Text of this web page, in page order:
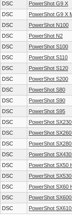
DSC
PowerShot G9 X
DSC
PowerShot G9 X
DSC
PowerShot N100
DSC
PowerShot N2
DSC
PowerShot S100
DSC
PowerShot S110
DSC
PowerShot S120
DSC
PowerShot S200
DSC
PowerShot S80
DSC
PowerShot S90
DSC
PowerShot S95
DSC
PowerShot
DSC
PowerShot
DSC
PowerShot
DSC
PowerShot
DSC
PowerShot SX50
DSC
PowerShot
DSC
PowerShot SX60
DSC
PowerShot
DSC
PowerShot